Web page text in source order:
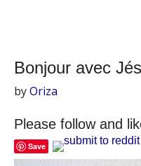
Bonjour avec
byOriza
Please follow and
Save